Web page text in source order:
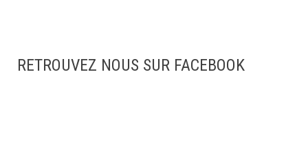
RETROUVEZ NOUS SUR FACEBOOK